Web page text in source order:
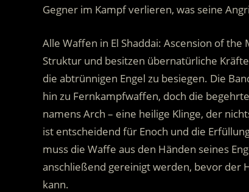
Gegner im Kampf verlieren, was seine
Alle Waffen in El Shaddai: Ascension of
Struktur und besitzen übernatürliche
die abtrünnigen Engel zu besiegen. Die
hin zu Fernkampfwaffen, doch die
namens Arch – eine heilige Klinge, der
ist entscheidend für Enoch und die
muss die Waffe aus den Händen seines
anschließend gereinigt werden, bevor der
kann.